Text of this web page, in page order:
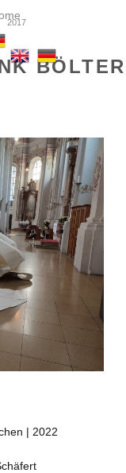
2017
BÖLTER
| 2022